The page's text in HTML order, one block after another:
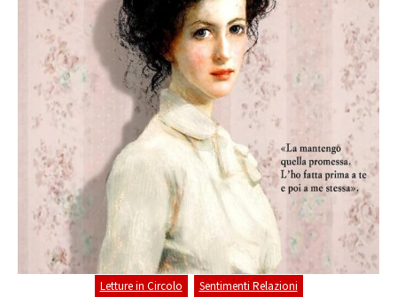
Letture in Circolo Sentimenti Relazioni